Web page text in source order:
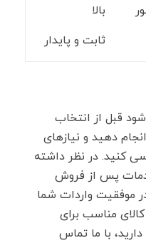
بالا
ثابت و پایدار
قبل از انتخاب
دهید و نیازهای
کنید. در نظر داشته
پس از فروش
موفقیت واردات شما
مناسب برای
دارید، با ما تماس